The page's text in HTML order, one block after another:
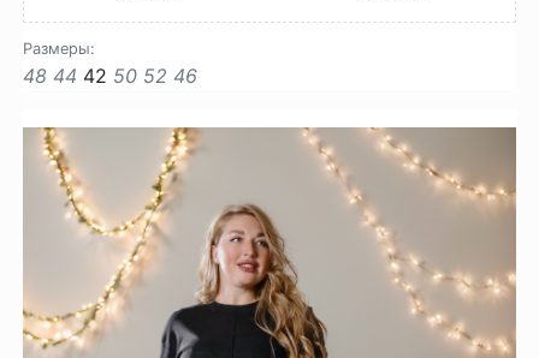
Размеры:
48 44 42 50 52 46